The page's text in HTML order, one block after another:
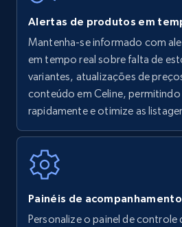
35.3K+
Amazon Reviews
URL, Product name, Product
rating object, Product rating
7.4K+
Alertas de produtos em
Mantenha-se informado com
em tempo real sobre falta de
variantes, atualizações de
conteúdo em Celine,
rapidamente e otimize as
Painéis de
Personalize o painel de controle